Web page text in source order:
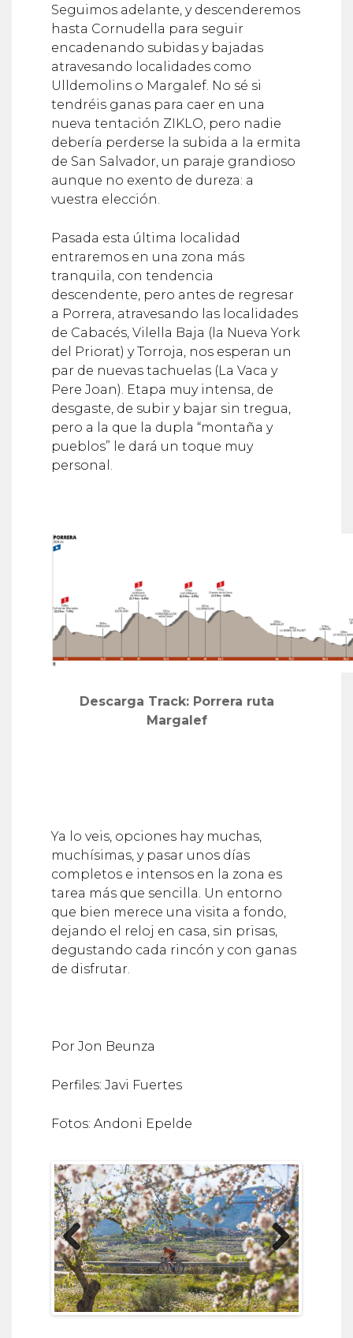
Seguimos adelante, y descenderemos
hasta Cornudella para seguir
encadenando subidas y bajadas
atravesando localidades como
Ulldemolins o Margalef. No sé si
tendréis ganas para caer en una
nueva tentación ZIKLO, pero nadie
debería perderse la subida a la ermita
de San Salvador, un paraje grandioso
aunque no exento de dureza: a
vuestra elección.
Pasada esta última localidad
entraremos en una zona más
tranquila, con tendencia
descendente, pero antes de regresar
a Porrera, atravesando las localidades
de Cabacés, Vilella Baja (la Nueva York
del Priorat) y Torroja, nos esperan un
par de nuevas tachuelas (La Vaca y
Pere Joan). Etapa muy intensa, de
desgaste, de subir y bajar sin tregua,
pero a la que la dupla “montaña y
pueblos” le dará un toque muy
personal.
Descarga Track: Porrera ruta
Margalef
Ya lo veis, opciones hay muchas,
muchísimas, y pasar unos días
completos e intensos en la zona es
tarea más que sencilla. Un entorno
que bien merece una visita a fondo,
dejando el reloj en casa, sin prisas,
degustando cada rincón y con ganas
de disfrutar.
Por Jon Beunza
Perfiles: Javi Fuertes
Fotos: Andoni Epelde
Previous Next